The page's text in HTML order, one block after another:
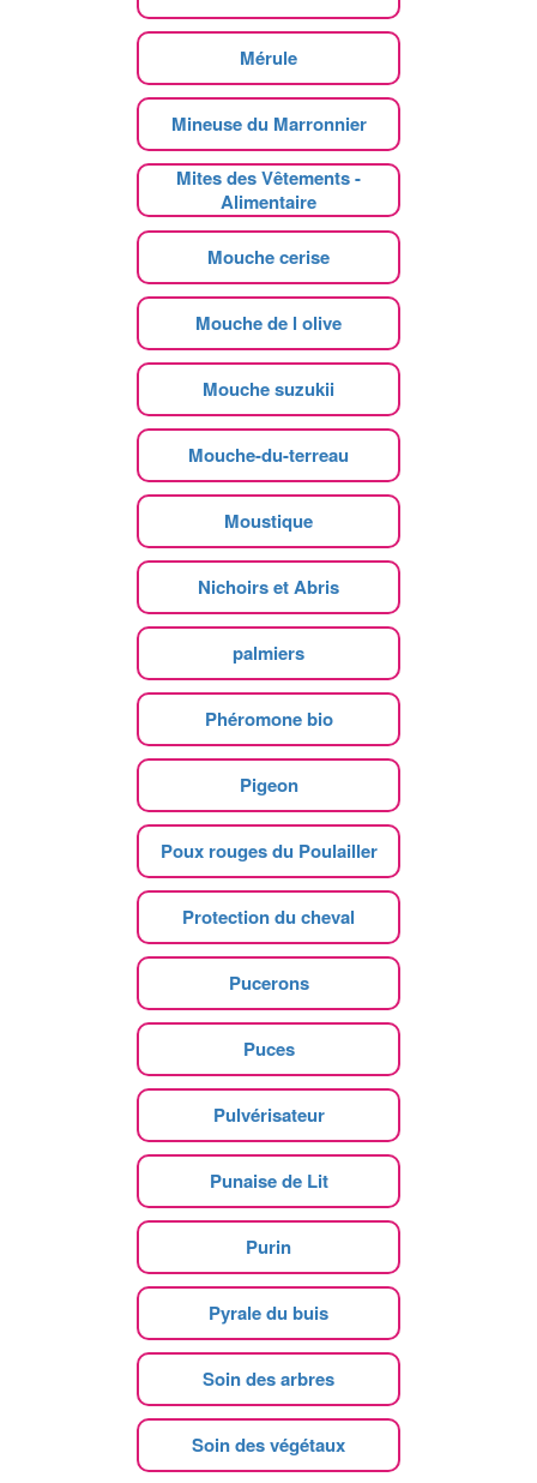
Mérule
Mineuse du Marronnier
Mites des Vêtements -
Alimentaire
Mouche cerise
Mouche de l olive
Mouche suzukii
Mouche-du-terreau
Moustique
Nichoirs et Abris
palmiers
Phéromone bio
Pigeon
Poux rouges du Poulailler
Protection du cheval
Pucerons
Puces
Pulvérisateur
Punaise de Lit
Purin
Pyrale du buis
Soin des arbres
Soin des végétaux